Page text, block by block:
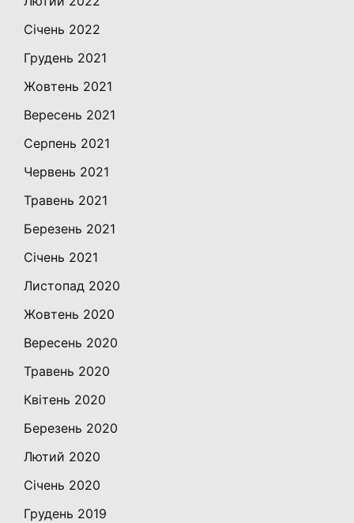
Січень 2022
Грудень 2021
Жовтень 2021
Вересень 2021
Серпень 2021
Червень 2021
Травень 2021
Березень 2021
Січень 2021
Листопад 2020
Жовтень 2020
Вересень 2020
Травень 2020
Квітень 2020
Березень 2020
Лютий 2020
Січень 2020
Грудень 2019